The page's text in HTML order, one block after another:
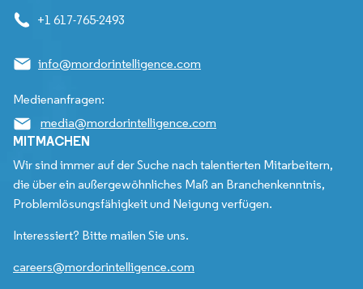
+1 617-765-2493
info@mordorintelligence.com
Medienanfragen:
media@mordorintelligence.com
MITMACHEN
Wir sind immer auf der Suche nach talentierten Mitarbeitern,
die über ein außergewöhnliches Maß an Branchenkenntnis,
Problemlösungsfähigkeit und Neigung verfügen.
Interessiert? Bitte mailen Sie uns.
careers@mordorintelligence.com